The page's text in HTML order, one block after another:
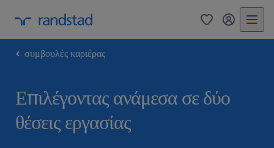
0 my
συμβουλές καριέρας
Επιλέγοντας ανάμεσα σε δύο
θέσεις εργασίας